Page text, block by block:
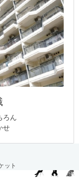
ろん
せ
ット